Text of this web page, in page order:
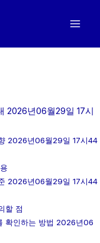
2026년06월29일 17시
2026년06월29일 17시44
2026년06월29일 17시44
할 점
확인하는 방법 2026년06